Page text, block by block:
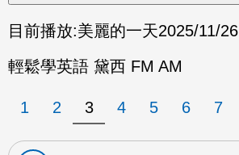
目前播放:美麗的一天2025/11/26
輕鬆學英語 黛西 FM AM
1 2 3 4 5 6 7